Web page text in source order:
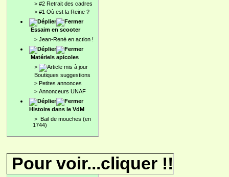
> #2 Retrait des cadres
> #1 Où est la Reine ?
Essaim en scooter
> Jean-René en action !
Matériels apicoles
>
Boutiques suggestions
> Petites annonces
> Annonceurs UNAF
Histoire dans le VdM
> Bail de mouches (en
1744)
Pour voir...cliquer !!